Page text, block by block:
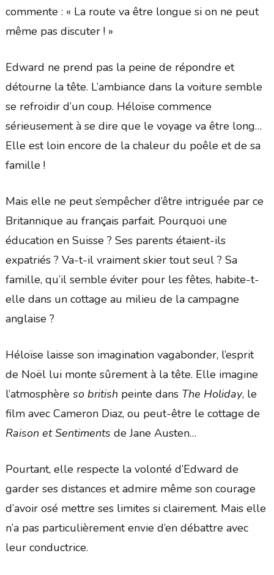
commente : « La route va être longue si on ne peut
même pas discuter ! »
Edward ne prend pas la peine de répondre et
détourne la tête. L’ambiance dans la voiture semble
se refroidir d’un coup. Héloïse commence
sérieusement à se dire que le voyage va être long…
Elle est loin encore de la chaleur du poêle et de sa
famille !
Mais elle ne peut s’empêcher d’être intriguée par ce
Britannique au français parfait. Pourquoi une
éducation en Suisse ? Ses parents étaient-ils
expatriés ? Va-t-il vraiment skier tout seul ? Sa
famille, qu’il semble éviter pour les fêtes, habite-t-
elle dans un cottage au milieu de la campagne
anglaise ?
Héloïse laisse son imagination vagabonder, l’esprit
de Noël lui monte sûrement à la tête. Elle imagine
l’atmosphère so british peinte dans The Holiday, le
film avec Cameron Diaz, ou peut-être le cottage de
Raison et Sentiments de Jane Austen…
Pourtant, elle respecte la volonté d’Edward de
garder ses distances et admire même son courage
d’avoir osé mettre ses limites si clairement. Mais elle
n’a pas particulièrement envie d’en débattre avec
leur conductrice.